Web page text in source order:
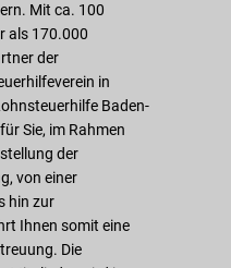
Mit ca. 100
als 170.000
der
in
Baden-
Sie, im Rahmen
der
von einer
hin zur
Ihnen somit eine
Die